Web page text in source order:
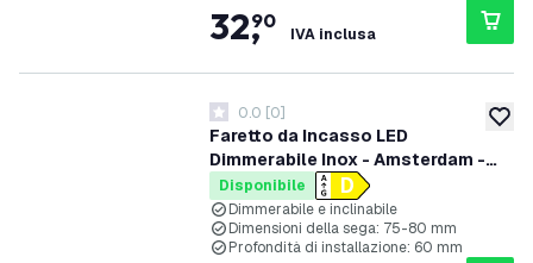
32,
90
IVA inclusa
Faretto da Incasso LED
Dimmerabile Inox - Amsterdam -
3W - 6500K - ø82mm
0 stelle di valutazione
0.0 [0]
Disponibile
Dimmerabile e inclinabile
Dimensioni della sega: 75-80 mm
Profondità di installazione: 60 mm